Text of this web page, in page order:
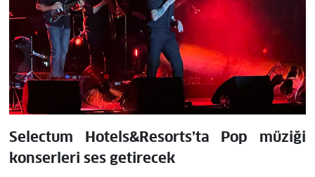
Selectum Hotels&Resorts’ta Pop müziği
konserleri ses getirecek